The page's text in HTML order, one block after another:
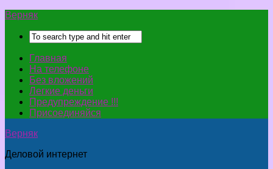
Верняк
Главная
На телефоне
Без вложений
Легкие деньги
Предупреждение !!!
Присоединяйся
Верняк
Деловой интернет